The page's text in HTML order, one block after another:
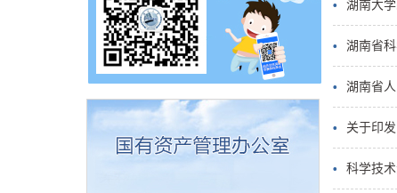
湖南大
湖南省
湖南省
关于印
科学技